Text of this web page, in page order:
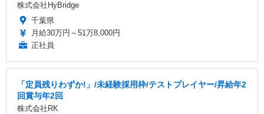
株式会社HyBridge
千葉県
月給30万円～51万8,000円
正社員
「定員残りわずか!」/未経験採用枠/テストプレイヤー/昇給年2
回賞与年2回
株式会社RK